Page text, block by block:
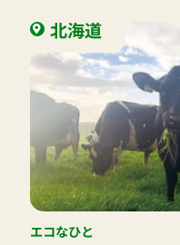
北海道
エコなひと